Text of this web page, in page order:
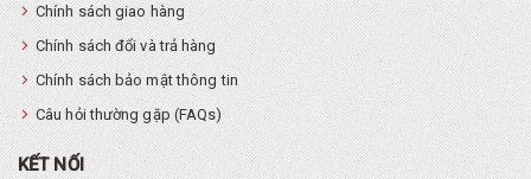
Chính sách giao hàng
Chính sách đổi và trả hàng
Chính sách bảo mật thông tin
Câu hỏi thường gặp (FAQs)
KẾT NỐI